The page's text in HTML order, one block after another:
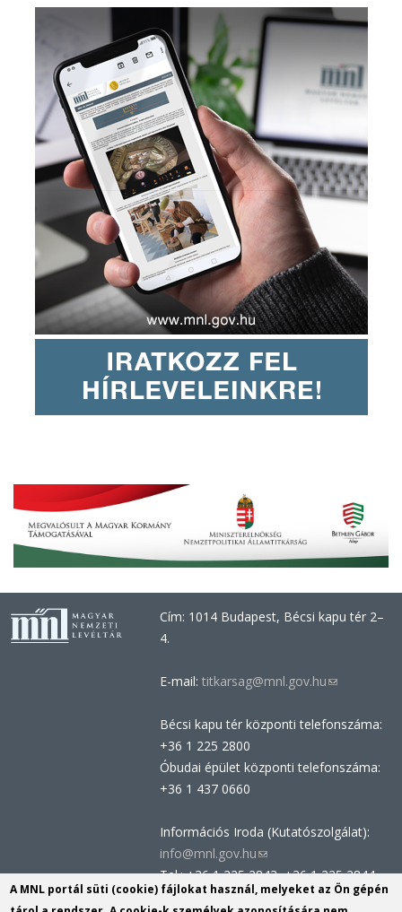
Cím: 1014 Budapest, Bécsi kapu tér 2–
4.
E-mail: titkarsag@mnl.gov.hu(link
e-
Bécsi kapu tér központi telefonszáma:
+36 1 225 2800
Óbudai épület központi telefonszáma:
+36 1 437 0660
Információs Iroda (Kutatószolgálat):
info@mnl.gov.hu(link
sends
e-
Tel.: +36 1 225 2843, +36 1 225 2844
Postacím: 1014 Budapest, Bécsi kapu
A MNL portál süti (cookie) fájlokat használ, melyeket az Ön gépén